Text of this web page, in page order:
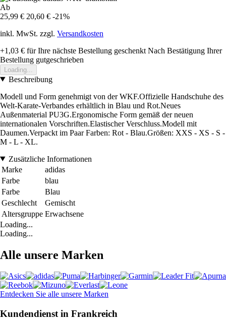
Ab
25,99 € 20,60 € -21%
inkl. MwSt. zzgl. Versandkosten
+1,03 € für Ihre nächste Bestellung geschenkt Nach Bestätigung Ihrer
Bestellung gutgeschrieben
Loading...
Beschreibung
Modell und Form genehmigt von der WKF.Offizielle Handschuhe des
Welt-Karate-Verbandes erhältlich in Blau und Rot.Neues
Außenmaterial PU3G.Ergonomische Form gemäß der neuen
internationalen Vorschriften.Elastischer Verschluss.Modell mit
Daumen.Verpackt im Paar Farben: Rot - Blau.Größen: XXS - XS - S -
M - L - XL.
Zusätzliche Informationen
Marke
adidas
Farbe
blau
Farbe
Blau
Geschlecht
Gemischt
Altersgruppe Erwachsene
Loading...
Loading...
Alle unsere Marken
Entdecken Sie alle unsere Marken
Kundendienst in Frankreich